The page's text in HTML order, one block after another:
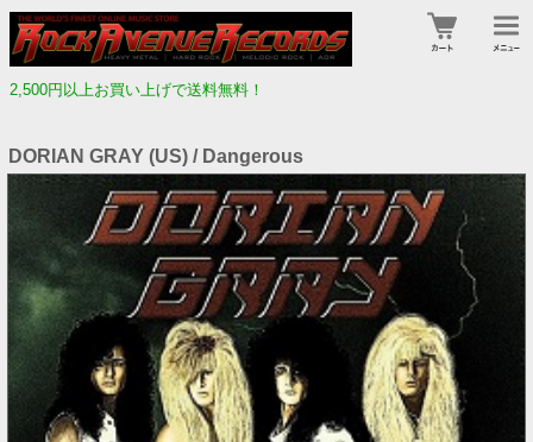
2,500円以上お買い上げで送料無料！
DORIAN GRAY (US) / Dangerous